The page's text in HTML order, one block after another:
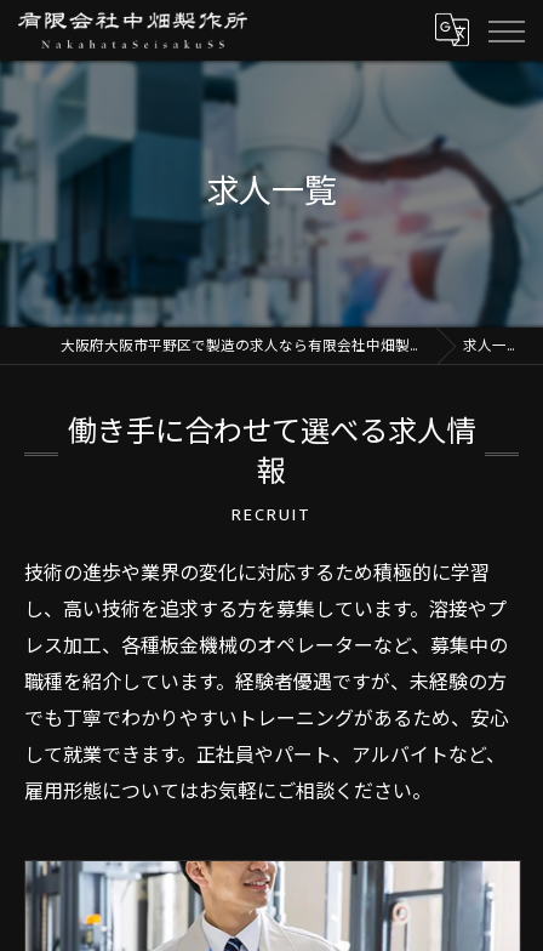
求人一覧
大阪府大阪市平野区で製造の求人なら有限会社中畑製作所 求人一覧
働き手に合わせて選べる求人情
報
RECRUIT
技術の進歩や業界の変化に対応するため積極的に学習
し、高い技術を追求する方を募集しています。溶接やプ
レス加工、各種板金機械のオペレーターなど、募集中の
職種を紹介しています。経験者優遇ですが、未経験の方
でも丁寧でわかりやすいトレーニングがあるため、安心
して就業できます。正社員やパート、アルバイトなど、
雇用形態についてはお気軽にご相談ください。